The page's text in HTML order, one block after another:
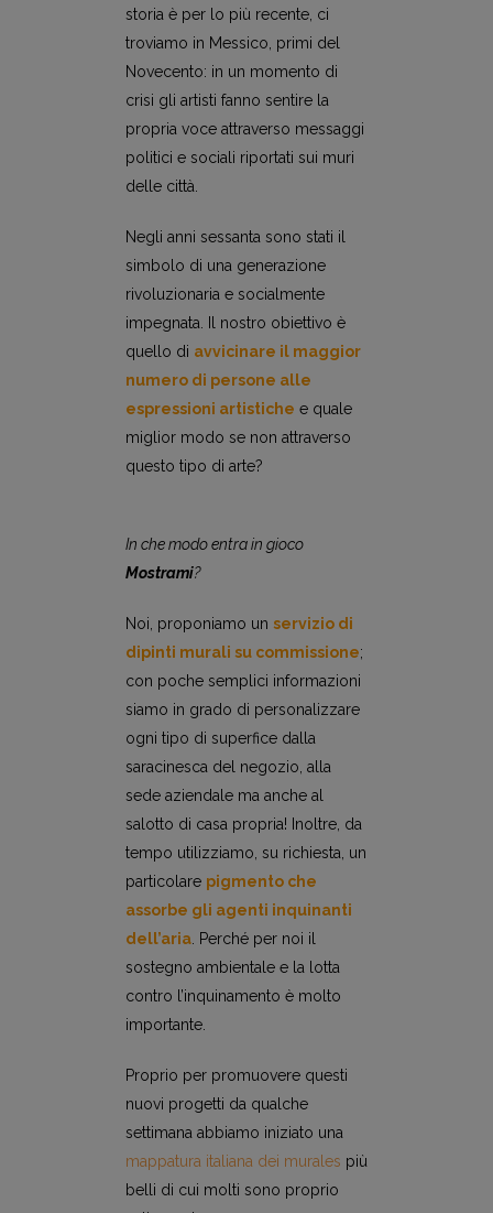
storia è per lo più recente, ci
troviamo in Messico, primi del
Novecento: in un momento di
crisi gli artisti fanno sentire la
propria voce attraverso messaggi
politici e sociali riportati sui muri
delle città.
Negli anni sessanta sono stati il
simbolo di una generazione
rivoluzionaria e socialmente
impegnata. Il nostro obiettivo è
quello di avvicinare il maggior
numero di persone alle
espressioni artistiche e quale
miglior modo se non attraverso
questo tipo di arte?
In che modo entra in gioco
Mostrami?
Noi, proponiamo un servizio di
dipinti murali su commissione;
con poche semplici informazioni
siamo in grado di personalizzare
ogni tipo di superfice dalla
saracinesca del negozio, alla
sede aziendale ma anche al
salotto di casa propria! Inoltre, da
tempo utilizziamo, su richiesta, un
particolare pigmento che
assorbe gli agenti inquinanti
dell’aria. Perché per noi il
sostegno ambientale e la lotta
contro l’inquinamento è molto
importante.
Proprio per promuovere questi
nuovi progetti da qualche
settimana abbiamo iniziato una
mappatura italiana dei murales più
belli di cui molti sono proprio